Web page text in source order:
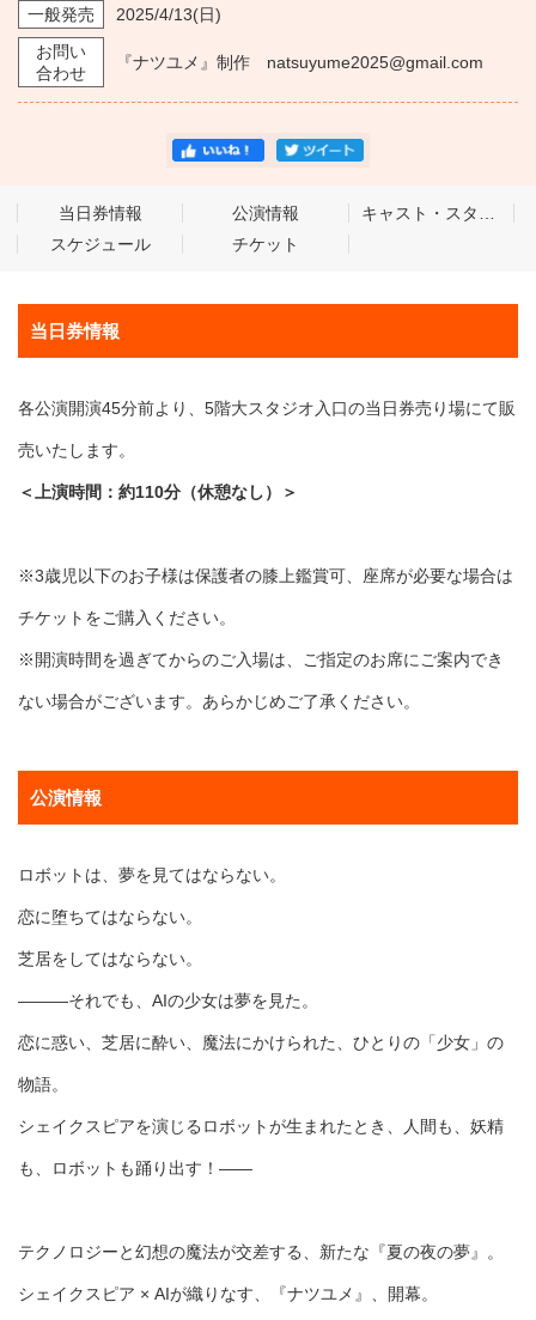
一般発売 2025/4/13(日)
お問い
合わせ
『ナツユメ』制作 natsuyume2025@gmail.com
当日券情報 公演情報
キャスト・スタッフ
スケジュール
チケット
当日券情報
各公演開演45分前より、5階大スタジオ入口の当日券売り場にて販
売いたします。
＜上演時間：約110分（休憩なし）＞
※3歳児以下のお子様は保護者の膝上鑑賞可、座席が必要な場合は
チケットをご購入ください。
※開演時間を過ぎてからのご入場は、ご指定のお席にご案内でき
ない場合がございます。あらかじめご了承ください。
公演情報
ロボットは、夢を見てはならない。
恋に堕ちてはならない。
芝居をしてはならない。
―――それでも、AIの少女は夢を見た。
恋に惑い、芝居に酔い、魔法にかけられた、ひとりの「少女」の
物語。
シェイクスピアを演じるロボットが生まれたとき、人間も、妖精
も、ロボットも踊り出す！――
テクノロジーと幻想の魔法が交差する、新たな『夏の夜の夢』。
シェイクスピア × AIが織りなす、『ナツユメ』、開幕。